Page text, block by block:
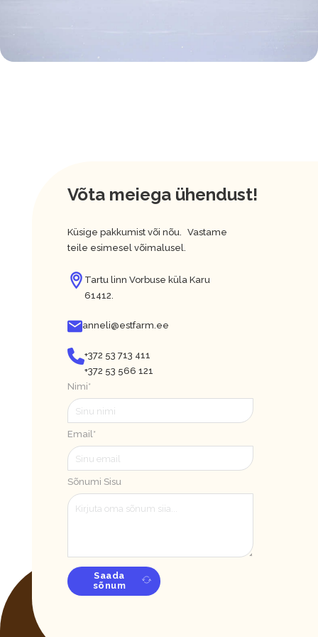
Võta meiega ühendust!
Küsige pakkumist või nõu. Vastame
teile esimesel võimalusel.
Tartu linn Vorbuse küla Karu
61412.
anneli@estfarm.ee
+372 53 713 411
+372 53 566 121
Nimi*
Email*
Sõnumi Sisu
Saada
sõnum